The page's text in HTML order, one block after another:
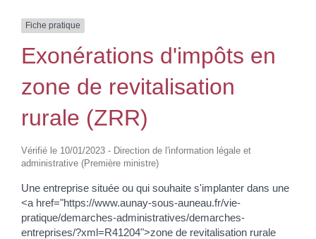
Fiche pratique
Exonérations d'impôts en
zone de revitalisation
rurale (ZRR)
Vérifié le 10/01/2023 - Direction de l'information légale et
administrative (Première ministre)
Une entreprise située ou qui souhaite s'implanter dans une
<a href="https://www.aunay-sous-auneau.fr/vie-
pratique/demarches-administratives/demarches-
entreprises/?xml=R41204">zone de revitalisation rurale